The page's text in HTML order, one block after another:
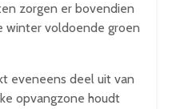
zorgen er bovendien
winter voldoende groen
eveneens deel uit van
opvangzone houdt